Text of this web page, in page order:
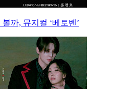
까, 뮤지컬 ‘베토벤’